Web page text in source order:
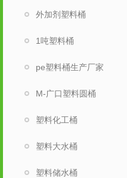
外加剂塑料桶
1吨塑料桶
pe塑料桶生产厂家
M-广口塑料圆桶
塑料化工桶
塑料大水桶
塑料储水桶